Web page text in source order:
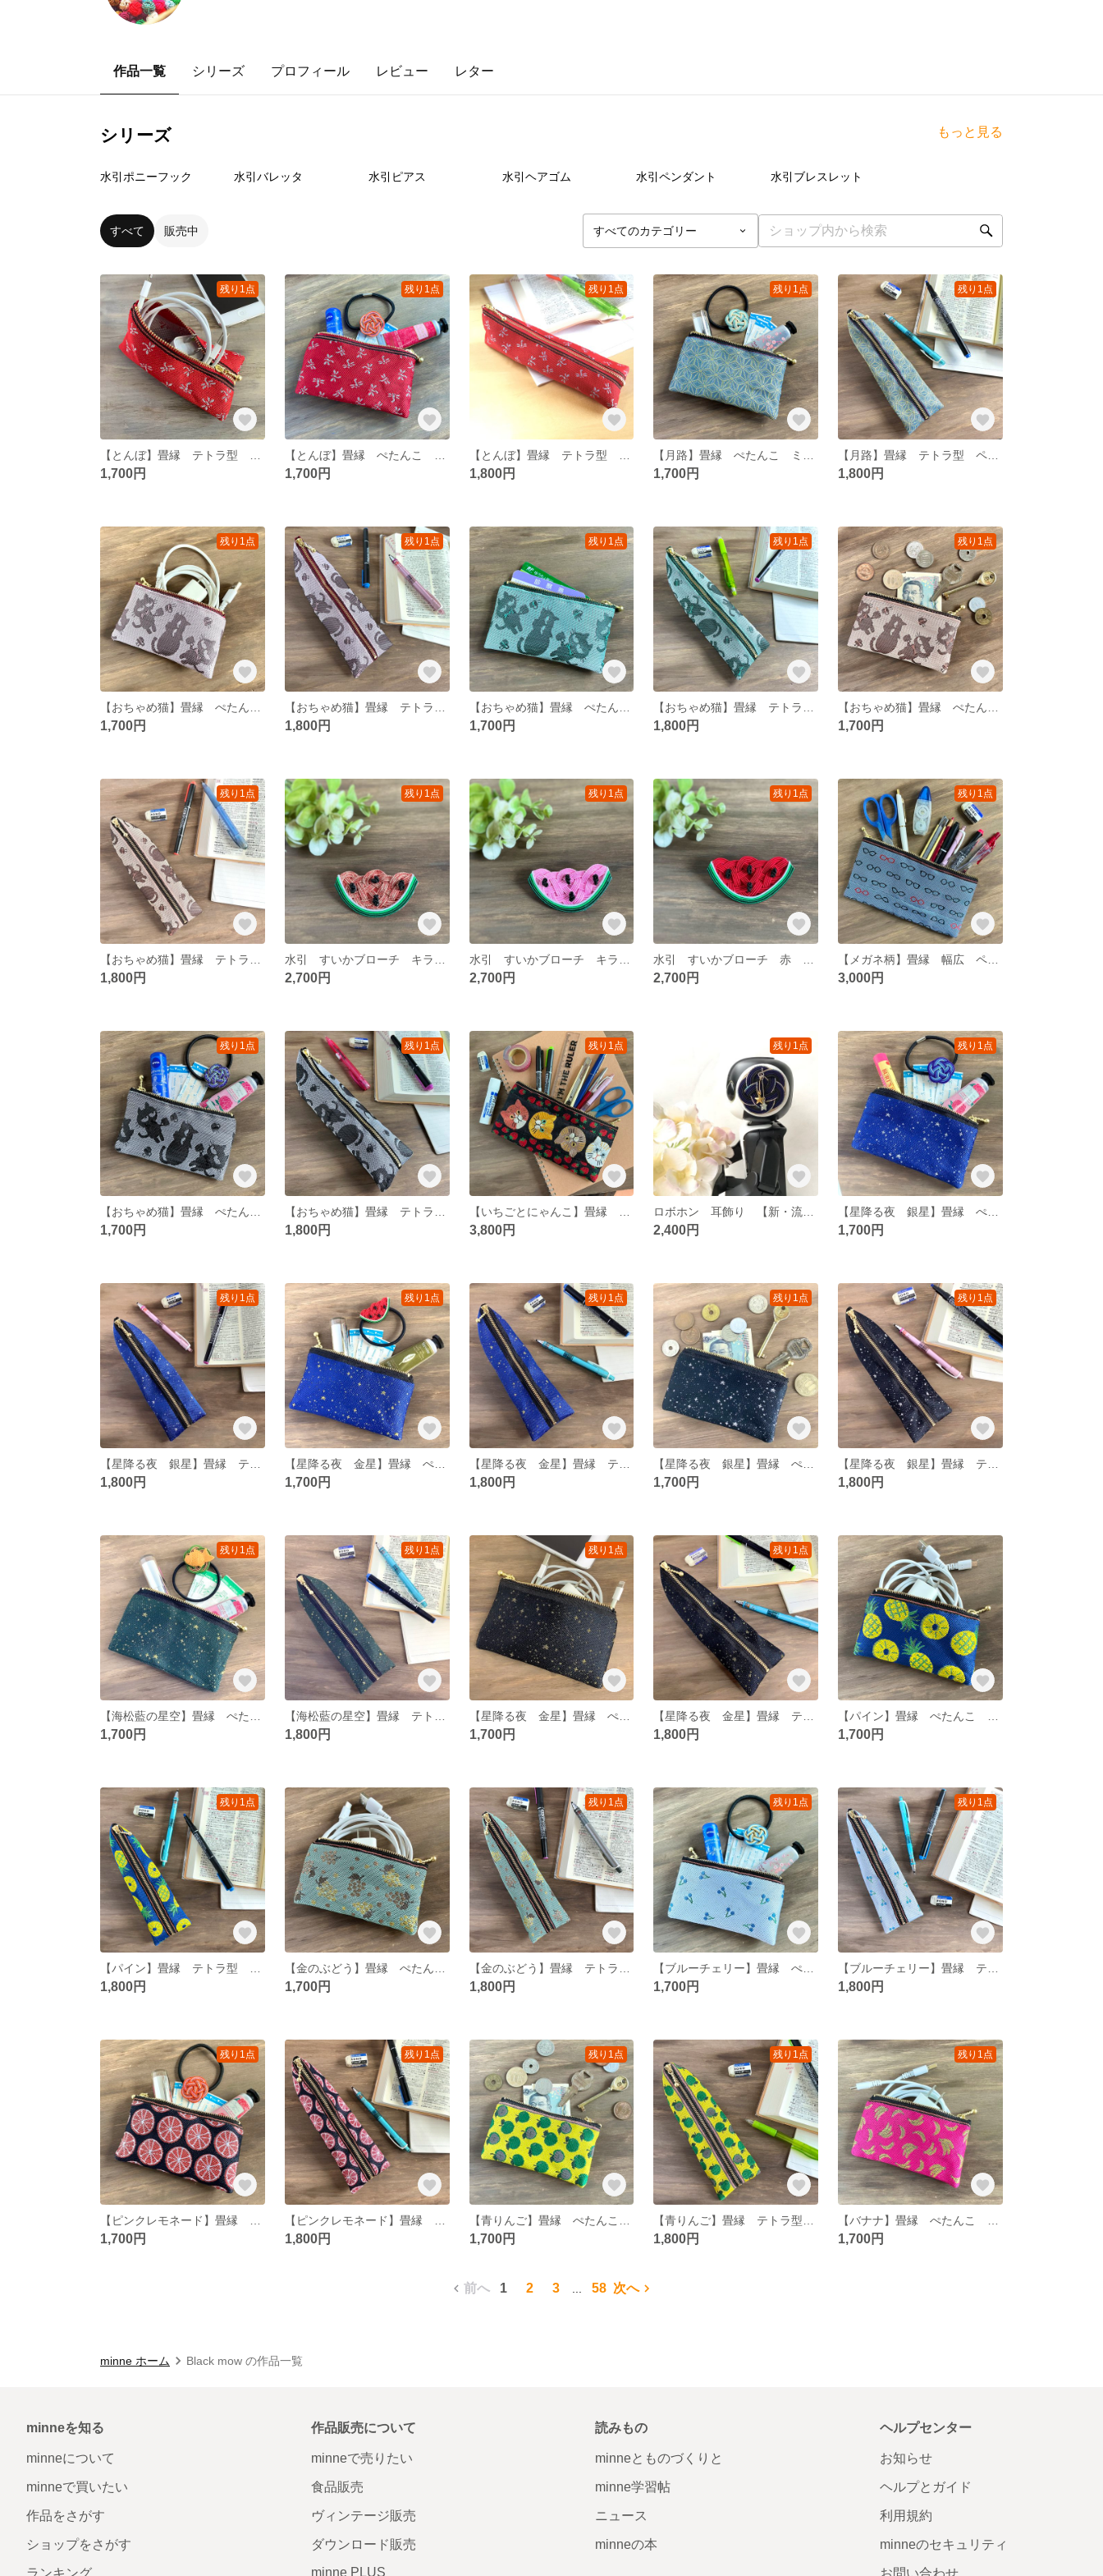
作品一覧 シリーズ プロフィール レビュー レター
シリーズ もっと見る
水引ポニーフック 水引バレッタ 水引ピアス 水引ヘアゴム 水引ペンダント 水引ブレスレット
すべて 販売中
残り1点
1,700円
残り1点
1,700円
残り1点
1,800円
残り1点
1,700円
残り1点
1,800円
残り1点
1,700円
残り1点
1,800円
残り1点
1,700円
残り1点
1,800円
残り1点
1,700円
残り1点
1,800円
残り1点
2,700円
残り1点
2,700円
残り1点
2,700円
残り1点
3,000円
残り1点
1,700円
残り1点
1,800円
残り1点
3,800円
残り1点
2,400円
残り1点
1,700円
残り1点
1,800円
残り1点
【星降る夜 金星】畳縁 ぺたんこ ミニポーチ 小銭入れ カードケース 星 スター 宇宙 空 紺 金
1,700円
残り1点
1,800円
残り1点
1,700円
残り1点
1,800円
残り1点
1,700円
残り1点
1,800円
残り1点
【星降る夜 金星】畳縁 ぺたんこ ミニポーチ 小銭入れ カードケース 星 スター 宇宙 空 黒 金
1,700円
残り1点
1,800円 1,700円
残り1点
1,800円 1,700円
残り1点
1,800円
残り1点
1,700円
残り1点
1,800円
残り1点
1,700円
残り1点
1,800円
残り1点
1,700円
残り1点
1,800円
残り1点
1,700円
前へ 1 2 3 58 次へ
minne ホーム Black mow の作品一覧
minneを知る
minneについて
minneで買いたい
作品をさがす
ショップをさがす
ランキング
作品販売について
minneで売りたい
食品販売
ヴィンテージ販売
ダウンロード販売
minne PLUS
読みもの
minneとものづくりと
minne学習帖
ニュース
minneの本
ヘルプセンター
お知らせ
ヘルプとガイド
利用規約
minneのセキュリティ
お問い合わせ